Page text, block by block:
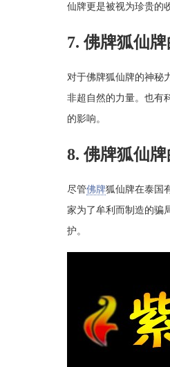
仙牌更是被视为珍贵的
7. 佛牌狐仙
对于佛牌狐仙牌的神秘
非超自然的力量。也有
的影响。
8. 佛牌狐仙
尽管佛牌狐仙牌在泰国
家为了牟利而制造的骗
护。